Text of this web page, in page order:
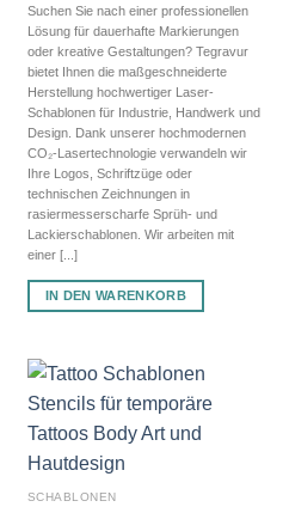
Suchen Sie nach einer professionellen
Lösung für dauerhafte Markierungen
oder kreative Gestaltungen? Tegravur
bietet Ihnen die maßgeschneiderte
Herstellung hochwertiger Laser-
Schablonen für Industrie, Handwerk und
Design. Dank unserer hochmodernen
CO₂-Lasertechnologie verwandeln wir
Ihre Logos, Schriftzüge oder
technischen Zeichnungen in
rasiermesserscharfe Sprüh- und
Lackierschablonen. Wir arbeiten mit
einer [...]
IN DEN WARENKORB
SCHABLONEN